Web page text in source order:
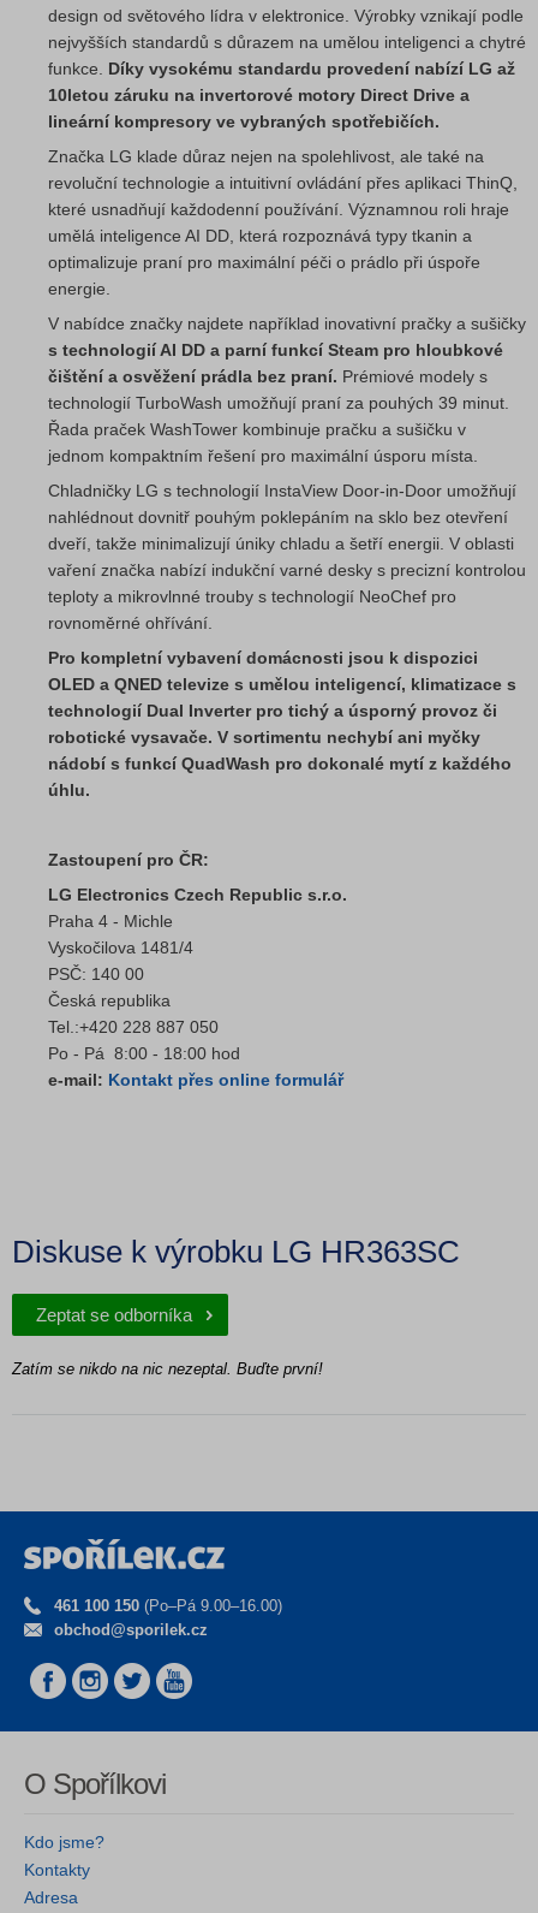
design od světového lídra v elektronice. Výrobky vznikají podle
nejvyšších standardů s důrazem na umělou inteligenci a chytré
funkce. Díky vysokému standardu provedení nabízí LG až
10letou záruku na invertorové motory Direct Drive a
lineární kompresory ve vybraných spotřebičích.
Značka LG klade důraz nejen na spolehlivost, ale také na
revoluční technologie a intuitivní ovládání přes aplikaci ThinQ,
které usnadňují každodenní používání. Významnou roli hraje
umělá inteligence AI DD, která rozpoznává typy tkanin a
optimalizuje praní pro maximální péči o prádlo při úspoře
energie.
V nabídce značky najdete například inovativní pračky a sušičky
s technologií AI DD a parní funkcí Steam pro hloubkové
čištění a osvěžení prádla bez praní. Prémiové modely s
technologií TurboWash umožňují praní za pouhých 39 minut.
Řada praček WashTower kombinuje pračku a sušičku v
jednom kompaktním řešení pro maximální úsporu místa.
Chladničky LG s technologií InstaView Door-in-Door umožňují
nahlédnout dovnitř pouhým poklepáním na sklo bez otevření
dveří, takže minimalizují úniky chladu a šetří energii. V oblasti
vaření značka nabízí indukční varné desky s precizní kontrolou
teploty a mikrovlnné trouby s technologií NeoChef pro
rovnoměrné ohřívání.
Pro kompletní vybavení domácnosti jsou k dispozici
OLED a QNED televize s umělou inteligencí, klimatizace s
technologií Dual Inverter pro tichý a úsporný provoz či
robotické vysavače. V sortimentu nechybí ani myčky
nádobí s funkcí QuadWash pro dokonalé mytí z každého
úhlu.
Zastoupení pro ČR:
LG Electronics Czech Republic s.r.o.
Praha 4 - Michle
Vyskočilova 1481/4
PSČ: 140 00
Česká republika
Tel.:+420 228 887 050
Po - Pá 8:00 - 18:00 hod
e-mail: Kontakt přes online formulář
Diskuse k výrobku LG HR363SC
Zeptat se odborníka
Zatím se nikdo na nic nezeptal. Buďte první!
461 100 150 (Po–Pá 9.00–16.00)
obchod@sporilek.cz
O Spořílkovi
Kdo jsme?
Kontakty
Adresa